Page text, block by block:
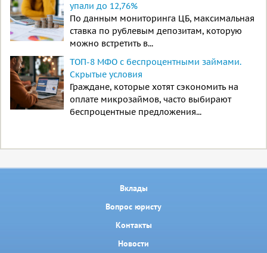
упали до 12,76%
По данным мониторинга ЦБ, максимальная
ставка по рублевым депозитам, которую
можно встретить в...
ТОП-8 МФО с беспроцентными займами.
Скрытые условия
Граждане, которые хотят сэкономить на
оплате микрозаймов, часто выбирают
беспроцентные предложения...
Вклады
Вопрос юристу
Контакты
Новости